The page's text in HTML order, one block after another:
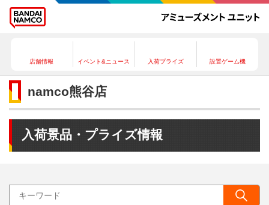
店舗情報 イベント&ニュース 入荷プライズ 設置ゲーム機
namco熊谷店
入荷景品・プライズ情報